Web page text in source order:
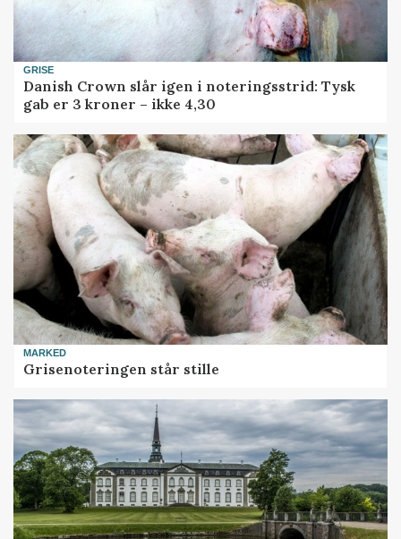
GRISE
Danish Crown slår igen i noteringsstrid: Tysk
gab er 3 kroner – ikke 4,30
MARKED
Grisenoteringen står stille